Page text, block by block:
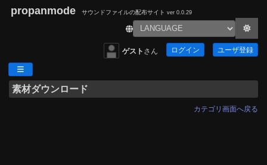
propanmode サウンドファイルの配布サイト ver 0.0.29
ゲスト さん ログイン ユーザ登録
素材ダウンロード
カテゴリ画面へ戻る